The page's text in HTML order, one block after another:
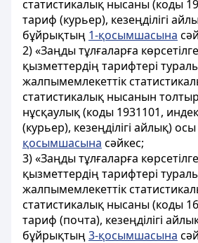
статистикалық нысаны (коды
тариф (курьер), кезеңділігі
бұйрықтың 1-қосымшасына
2) «Заңды тұлғаларға
қызметтердің тарифтері
жалпымемлекеттік
статистикалық нысанын
нұсқаулық (коды 1931101,
(курьер), кезеңділігі айлық)
қосымшасына сәйкес;
3) «Заңды тұлғаларға
қызметтердің тарифтері
жалпымемлекеттік
статистикалық нысаны (коды
тариф (почта), кезеңділігі
бұйрықтың3-қосымшасына